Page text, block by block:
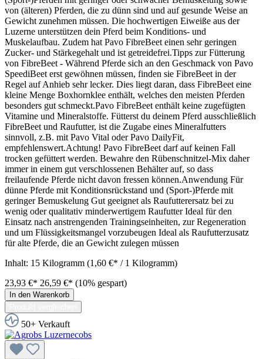
von (älteren) Pferden, die zu dünn sind und auf gesunde Weise an
Gewicht zunehmen müssen. Die hochwertigen Eiweiße aus der
Luzerne unterstützen dein Pferd beim Konditions- und
Muskelaufbau. Zudem hat Pavo FibreBeet einen sehr geringen
Zucker- und Stärkegehalt und ist getreidefrei.Tipps zur Fütterung
von FibreBeet - Während Pferde sich an den Geschmack von Pavo
SpeediBeet erst gewöhnen müssen, finden sie FibreBeet in der
Regel auf Anhieb sehr lecker. Dies liegt daran, dass FibreBeet eine
kleine Menge Boxhornklee enthält, welches den meisten Pferden
besonders gut schmeckt.Pavo FibreBeet enthält keine zugefügten
Vitamine und Mineralstoffe. Fütterst du deinem Pferd ausschließlich
FibreBeet und Raufutter, ist die Zugabe eines Mineralfutters
sinnvoll, z.B. mit Pavo Vital oder Pavo DailyFit,
empfehlenswert.Achtung! Pavo FibreBeet darf auf keinen Fall
trocken gefüttert werden. Bewahre den Rübenschnitzel-Mix daher
immer in einem gut verschlossenen Behälter auf, so dass
freilaufende Pferde nicht davon fressen können.Anwendung Für
dünne Pferde mit Konditionsrückstand und (Sport-)Pferde mit
geringer Bemuskelung Gut geeignet als Raufutterersatz bei zu
wenig oder qualitativ minderwertigem Raufutter Ideal für den
Einsatz nach anstrengenden Trainingseinheiten, zur Regeneration
und um Flüssigkeitsmangel vorzubeugen Ideal als Raufutterzusatz
für alte Pferde, die an Gewicht zulegen müssen
Inhalt: 15 Kilogramm (1,60 €* / 1 Kilogramm)
23,93 €* 26,59 €* (10% gespart)
In den Warenkorb
50+ Verkauft